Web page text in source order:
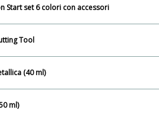
Start set 6 colori con accessori
Tool
(40 ml)
ml)